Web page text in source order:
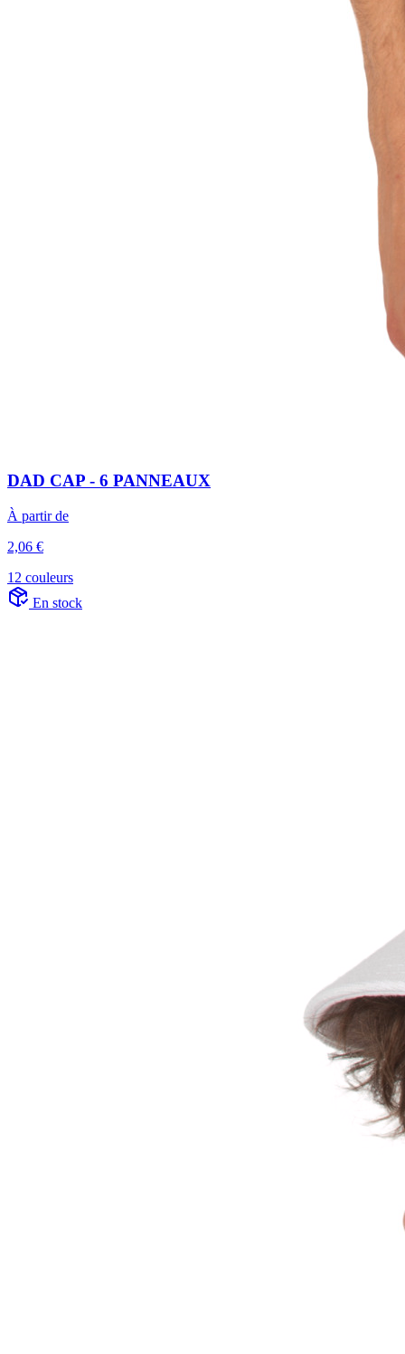
DAD CAP - 6 PANNEAUX
À partir de
2,06 €
12 couleurs
En stock